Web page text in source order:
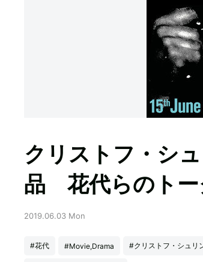
クリストフ・シ
品 花代らのトー
2019.06.03 Mon
#花代 #Movie,Drama #クリストフ・シュリ